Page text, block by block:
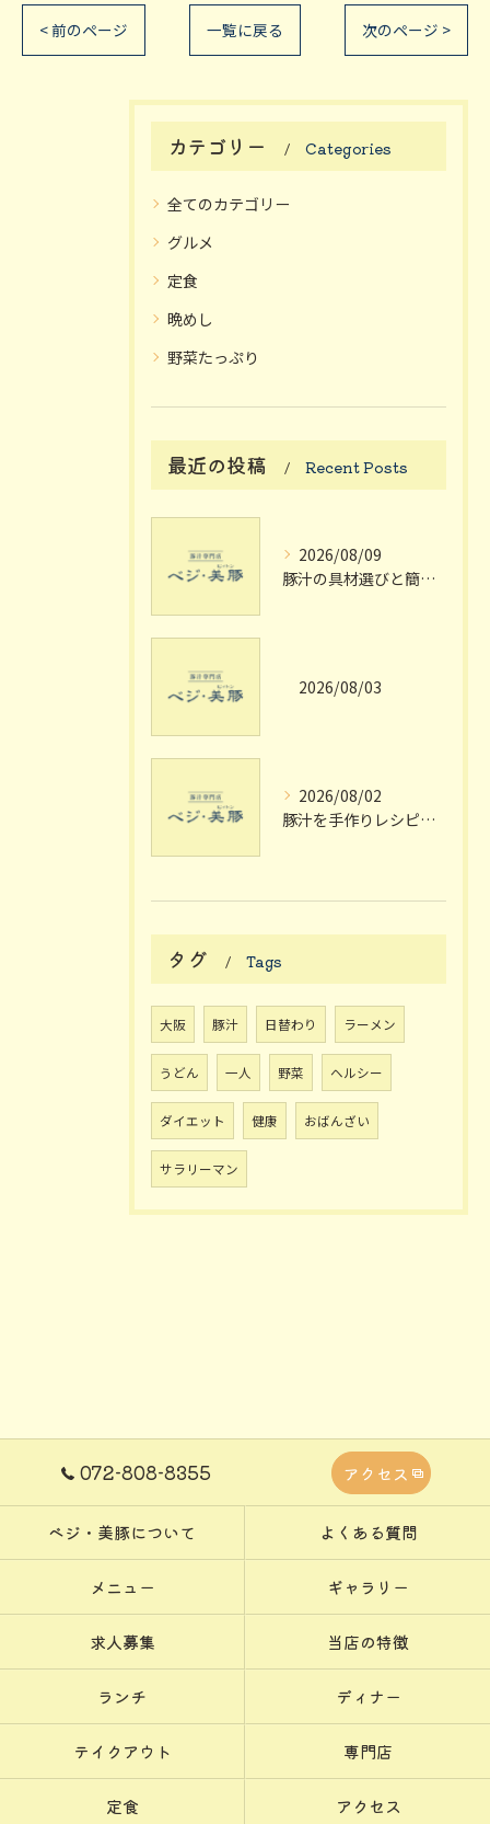
< 前のページ 一覧に戻る 次のページ >
カテゴリー Categories
全てのカテゴリー
グルメ
定食
晩めし
野菜たっぷり
最近の投稿 Recent Posts
2026/08/09
豚汁の具材選びと簡単レシピで手軽に美味しさを楽しむ方法
2026/08/03
2026/08/02
豚汁を手作りレシピで極める大阪府枚方市宗谷流の失敗しない家庭の味
タグ Tags
大阪 豚汁 日替わり ラーメン
うどん 一人 野菜 ヘルシー
ダイエット 健康 おばんざい
サラリーマン
072-808-8355 アクセス
ベジ・美豚について よくある質問
メニュー ギャラリー
求人募集 当店の特徴
ランチ ディナー
テイクアウト 専門店
定食 アクセス